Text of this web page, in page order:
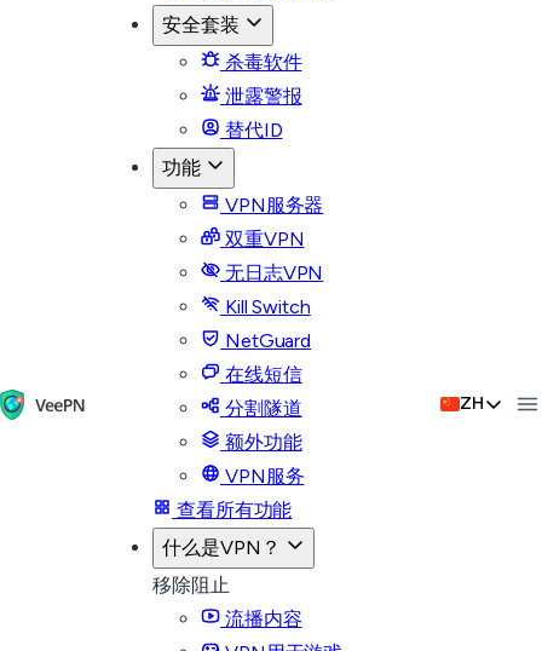
安全套装
杀毒软件
泄露警报
替代ID
功能
VPN服务器
双重VPN
无日志VPN
Kill Switch
NetGuard
在线短信
分割隧道
额外功能
VPN服务
查看所有功能
什么是VPN？
移除阻止
流播内容
ZH